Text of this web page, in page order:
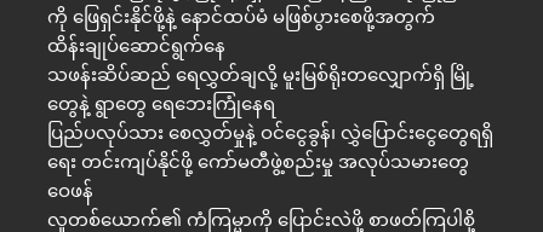
ကို ဖြေရှင်းနိုင်ဖို့နဲ့ နောင်ထပ်မံ မဖြစ်ပွားစေဖို့အတွက်
ထိန်းချုပ်ဆောင်ရွက်နေ
သဖန်းဆိပ်ဆည် ရေလွှတ်ချလို့ မူးမြစ်ရိုးတလျှောက်ရှိ မြို့
တွေနဲ့ ရွာတွေ ရေဘေးကြုံနေရ
ပြည်ပလုပ်သား စေလွှတ်မှုနဲ့ ဝင်ငွေခွန်၊ လွှဲပြောင်းငွေတွေရရှိ
ရေး တင်းကျပ်နိုင်ဖို့ ကော်မတီဖွဲ့စည်းမှု အလုပ်သမားတွေ
ဝေဖန်
လူတစ်ယောက်၏ ကံကြမ္မာကို ပြောင်းလဲဖို့ စာဖတ်ကြပါစို့